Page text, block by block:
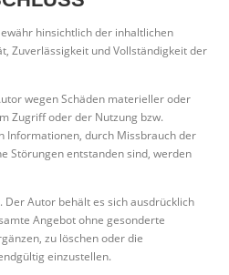
hinsichtlich der inhaltlichen
Zuverlässigkeit und Vollständigkeit der
wegen Schäden materieller oder
Zugriff oder der Nutzung bzw.
Informationen, durch Missbrauch der
Störungen entstanden sind, werden
Autor behält es sich ausdrücklich
Angebot ohne gesonderte
zu löschen oder die
einzustellen.